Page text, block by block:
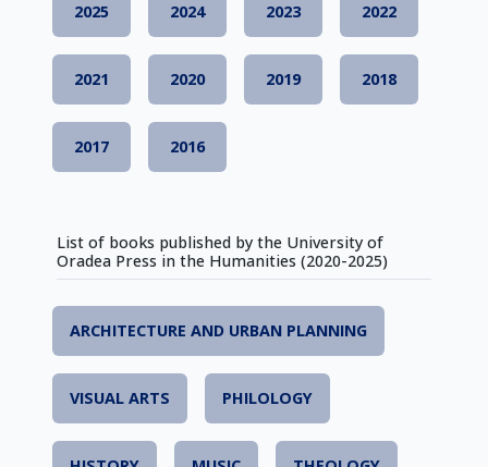
2025 2024 2023 2022
2021 2020 2019 2018
2017 2016
List of books published by the University of
Oradea Press in the Humanities (2020-2025)
ARCHITECTURE AND URBAN PLANNING
VISUAL ARTS PHILOLOGY